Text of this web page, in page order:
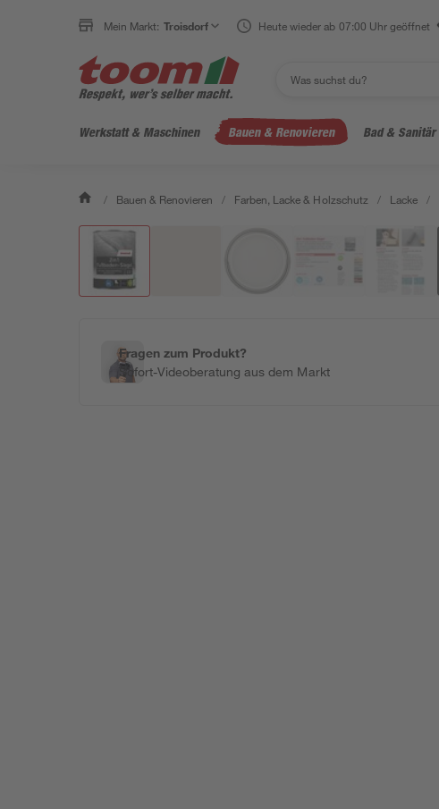
Mein Markt: Troisdorf Heute wieder ab 07:00 Uhr geöffnet
Werkstatt & Maschinen Bauen & Renovieren Bad & Sanitär
/ Bauen & Renovieren / Farben, Lacke & Holzschutz / Lacke /
Fragen zum Produkt?
Sofort-Videoberatung aus dem Markt